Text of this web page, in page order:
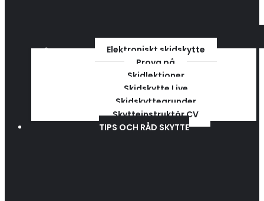
Elektroniskt skidskytte
Prova på
Skidlektioner
Skidskytte Live
Skidskyttegrunder
Skytteinstruktör CV
TIPS OCH RÅD SKYTTE